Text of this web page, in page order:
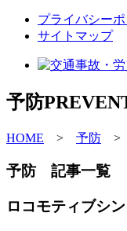
プライバシー
サイトマップ
予防
HOME > 予防 >
予防 記事一覧
ロコモティブシ